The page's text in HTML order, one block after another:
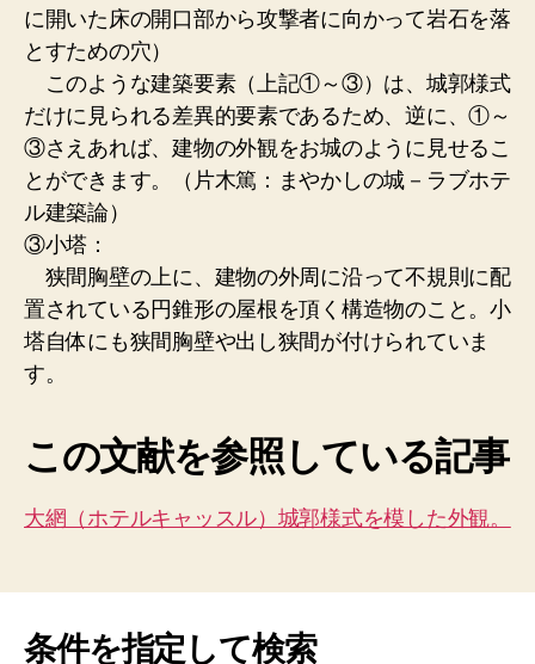
に開いた床の開口部から攻撃者に向かって岩石を落
とすための穴）
このような建築要素（上記①～③）は、城郭様式
だけに見られる差異的要素であるため、逆に、①～
③さえあれば、建物の外観をお城のように見せるこ
とができます。（片木篤：まやかしの城－ラブホテ
ル建築論）
③小塔：
狭間胸壁の上に、建物の外周に沿って不規則に配
置されている円錐形の屋根を頂く構造物のこと。小
塔自体にも狭間胸壁や出し狭間が付けられていま
す。
この文献を参照している記事
大網（ホテルキャッスル）城郭様式を模した外観。
条件を指定して検索